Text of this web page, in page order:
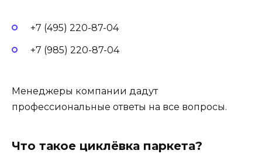
+7 (495) 220-87-04
+7 (985) 220-87-04
Менеджеры компании дадут
профессиональные ответы на все вопросы.
Что такое циклёвка паркета?